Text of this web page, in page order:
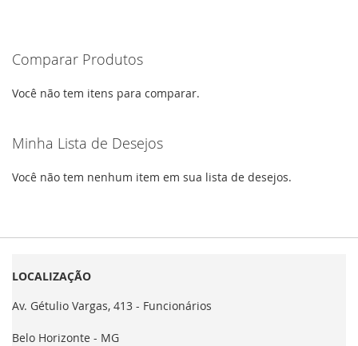
Comparar Produtos
Você não tem itens para comparar.
Minha Lista de Desejos
Você não tem nenhum item em sua lista de desejos.
LOCALIZAÇÃO
Av. Gétulio Vargas, 413 - Funcionários
Belo Horizonte - MG